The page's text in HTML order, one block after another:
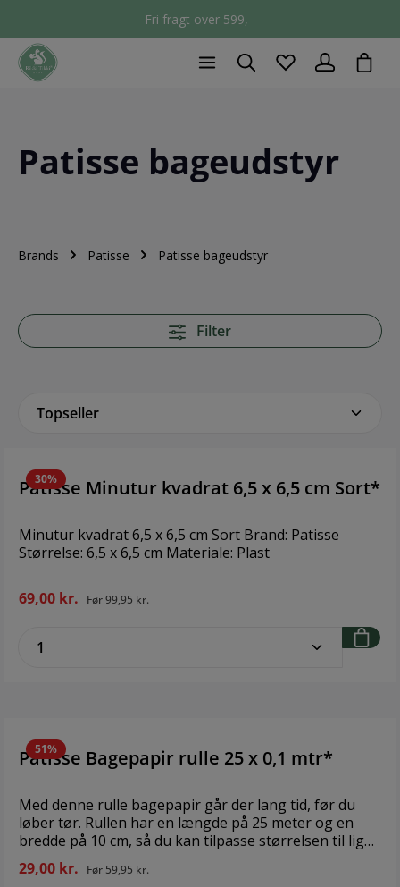
Fri fragt over 599,-
Patisse bageudstyr
Brands Patisse Patisse bageudstyr
Filter
30%
Patisse Minutur kvadrat 6,5 x 6,5 cm Sort*
Minutur kvadrat 6,5 x 6,5 cm Sort Brand: Patisse
Størrelse: 6,5 x 6,5 cm Materiale: Plast
69,00 kr. Før99,95 kr.
51%
Patisse Bagepapir rulle 25 x 0,1 mtr*
Med denne rulle bagepapir går der lang tid, før du
løber tør. Rullen har en længde på 25 meter og en
bredde på 10 cm, så du kan tilpasse størrelsen til lige
netop det, du skal bage. Brand: Patisse Størrelse: 25 x
0,1 mtr Materiale: Papir
29,00 kr. Før 59,95 kr.